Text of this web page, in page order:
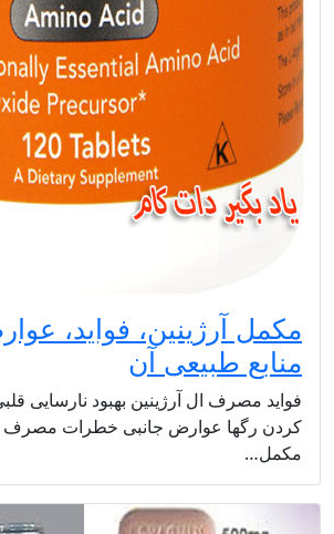
مکمل آرژینین، فواید،
منابع طبیعی آن
فواید مصرف ال آرژینین بهبود نارسایی
کردن رگها عوارض جانبی خطرات مصرف
مکمل…